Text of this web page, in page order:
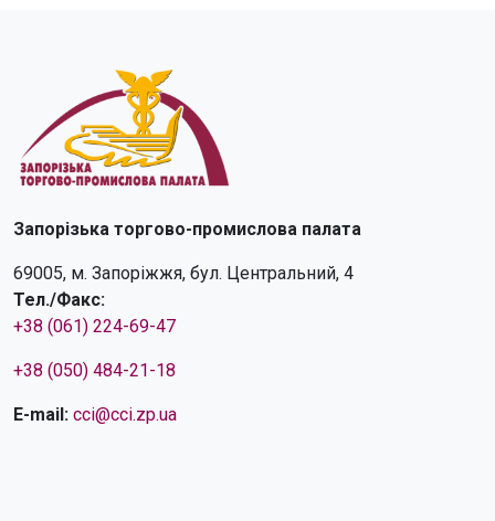
Запорізька торгово-промислова палата
69005, м. Запоріжжя, бул. Центральний, 4
Тел./Факс:
+38 (061) 224-69-47
+38 (050) 484-21-18
E-mail: cci@cci.zp.ua